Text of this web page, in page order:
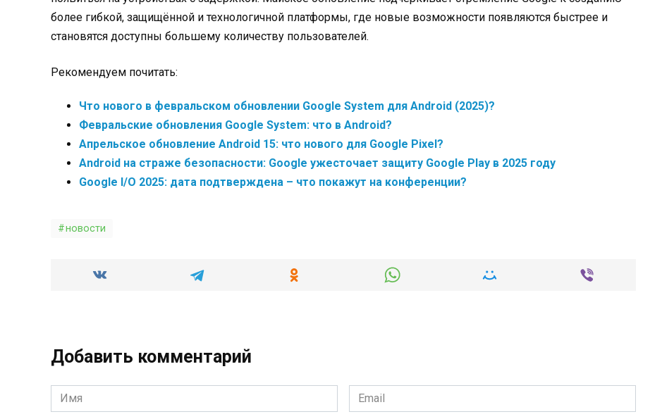
более гибкой, защищённой и технологичной платформы, где новые возможности появляются быстрее и
становятся доступны большему количеству пользователей.
Рекомендуем почитать:
Что нового в февральском обновлении Google System для Android (2025)?
Февральские обновления Google System: что в Android?
Апрельское обновление Android 15: что нового для Google Pixel?
Android на страже безопасности: Google ужесточает защиту Google Play в 2025 году
Google I/O 2025: дата подтверждена – что покажут на конференции?
новости
Добавить комментарий
Имя
*
Email
*